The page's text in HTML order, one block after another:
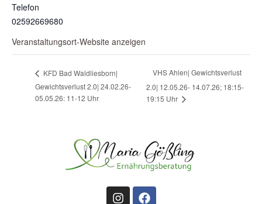
Telefon
02592669680
Veranstaltungsort-Website anzeigen
KFD Bad Waldliesborn|
Gewichtsverlust 2.0| 24.02.26-
05.05.26: 11-12 Uhr
VHS Ahlen| Gewichtsverlust
2.0| 12.05.26- 14.07.26; 18:15-
19:15 Uhr